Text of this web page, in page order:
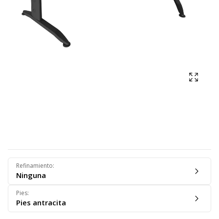
Refinamiento:
Ninguna
Pies:
Pies antracita